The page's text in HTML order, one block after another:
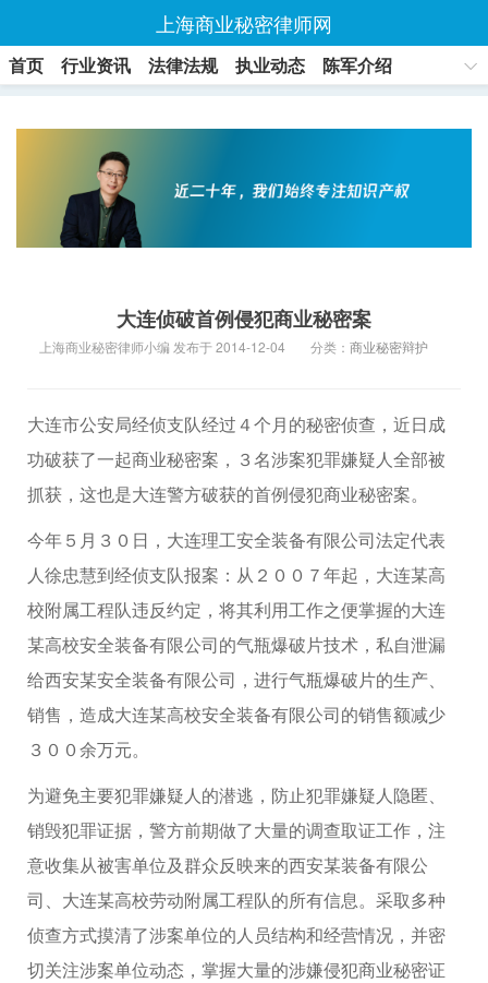
上海商业秘密律师网
首页 行业资讯 法律法规 执业动态
陈军介绍
大连侦破首例侵犯商业秘密案
上海商业秘密律师小编 发布于 2014-12-04 分类： 商业秘密辩护
大连市公安局经侦支队经过４个月的秘密侦查，近日成
功破获了一起商业秘密案，３名涉案犯罪嫌疑人全部被
抓获，这也是大连警方破获的首例侵犯商业秘密案。
今年５月３０日，大连理工安全装备有限公司法定代表
人徐忠慧到经侦支队报案：从２００７年起，大连某高
校附属工程队违反约定，将其利用工作之便掌握的大连
某高校安全装备有限公司的气瓶爆破片技术，私自泄漏
给西安某安全装备有限公司，进行气瓶爆破片的生产、
销售，造成大连某高校安全装备有限公司的销售额减少
３００余万元。
为避免主要犯罪嫌疑人的潜逃，防止犯罪嫌疑人隐匿、
销毁犯罪证据，警方前期做了大量的调查取证工作，注
意收集从被害单位及群众反映来的西安某装备有限公
司、大连某高校劳动附属工程队的所有信息。采取多种
侦查方式摸清了涉案单位的人员结构和经营情况，并密
切关注涉案单位动态，掌握大量的涉嫌侵犯商业秘密证